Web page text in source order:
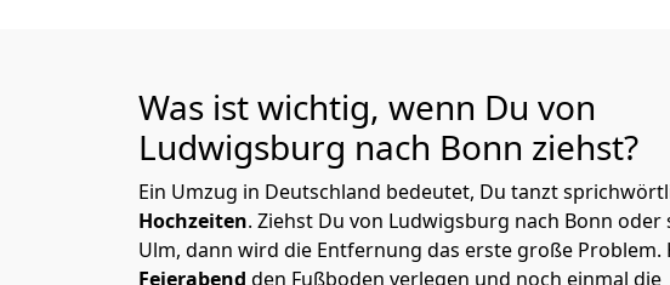
Was ist wichtig, wenn Du von
Ludwigsburg nach Bonn ziehst?
Ein Umzug in Deutschland bedeutet, Du tanzt
Hochzeiten. Ziehst Du von Ludwigsburg nach Bonn oder
Ulm, dann wird die Entfernung das erste große Problem.
Feierabend den Fußboden verlegen und noch einmal die